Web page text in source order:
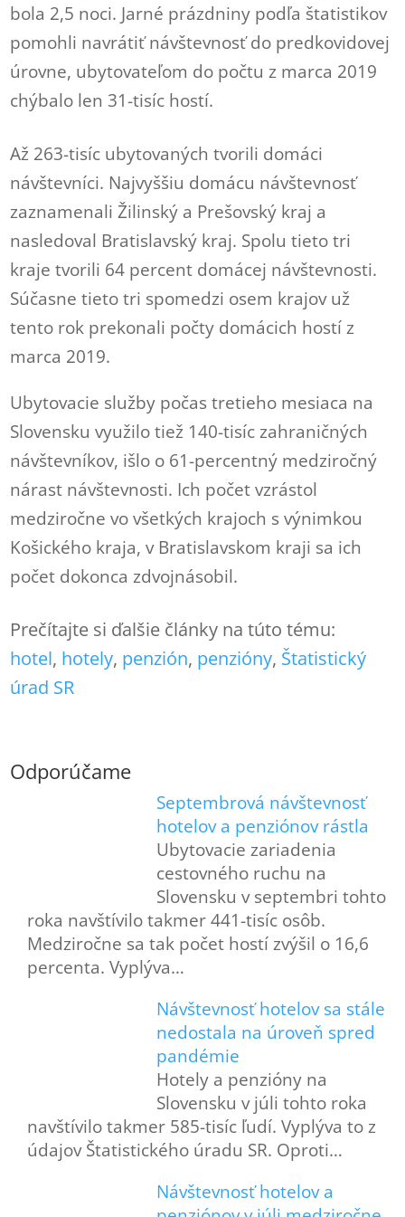
bola 2,5 noci. Jarné prázdniny podľa štatistikov
pomohli navrátiť návštevnosť do predkovidovej
úrovne, ubytovateľom do počtu z marca 2019
chýbalo len 31-tisíc hostí.
Až 263-tisíc ubytovaných tvorili domáci
návštevníci. Najvyššiu domácu návštevnosť
zaznamenali Žilinský a Prešovský kraj a
nasledoval Bratislavský kraj. Spolu tieto tri
kraje tvorili 64 percent domácej návštevnosti.
Súčasne tieto tri spomedzi osem krajov už
tento rok prekonali počty domácich hostí z
marca 2019.
Ubytovacie služby počas tretieho mesiaca na
Slovensku využilo tiež 140-tisíc zahraničných
návštevníkov, išlo o 61-percentný medziročný
nárast návštevnosti. Ich počet vzrástol
medziročne vo všetkých krajoch s výnimkou
Košického kraja, v Bratislavskom kraji sa ich
počet dokonca zdvojnásobil.
Prečítajte si ďalšie články na túto tému:
hotel, hotely, penzión, penzióny, Štatistický
úrad SR
Odporúčame
Septembrová návštevnosť
hotelov a penziónov rástla
Ubytovacie zariadenia
cestovného ruchu na
Slovensku v septembri tohto
roka navštívilo takmer 441-tisíc osôb.
Medziročne sa tak počet hostí zvýšil o 16,6
percenta. Vyplýva…
Návštevnosť hotelov sa stále
nedostala na úroveň spred
pandémie
Hotely a penzióny na
Slovensku v júli tohto roka
navštívilo takmer 585-tisíc ľudí. Vyplýva to z
údajov Štatistického úradu SR. Oproti…
Návštevnosť hotelov a